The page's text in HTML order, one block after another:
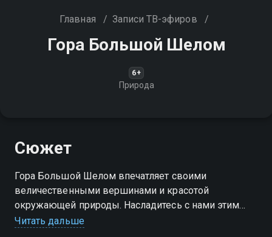
Главная / Записи ТВ-эфиров /
Гора Большой Шелом
6+
Природа
Сюжет
Гора Большой Шелом впечатляет своими
величественными вершинами и красотой
окружающей природы. Насладитесь с нами этим
природным чудом!
Читать дальше